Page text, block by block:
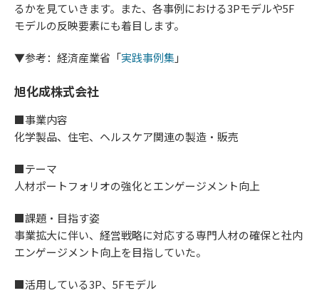
るかを見ていきます。また、各事例における3Pモデルや5F
モデルの反映要素にも着目します。
▼参考：経済産業省「実践事例集」
旭化成株式会社
■事業内容
化学製品、住宅、ヘルスケア関連の製造・販売
■テーマ
人材ポートフォリオの強化とエンゲージメント向上
■課題・目指す姿
事業拡大に伴い、経営戦略に対応する専門人材の確保と社内
エンゲージメント向上を目指していた。
■活用している3P、5Fモデル